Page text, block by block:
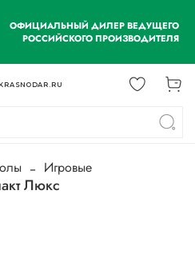
ОФИЦИАЛЬНЫЙ ДИЛЕР ВЕДУЩЕГО
РОССИЙСКОГО ПРОИЗВОДИТЕЛЯ
Игровые
Люкс